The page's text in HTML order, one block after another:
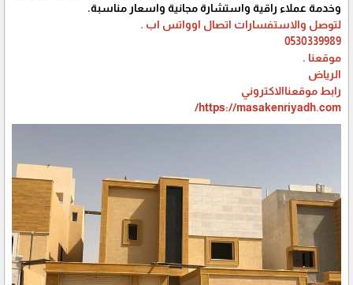
وخدمة عملاء راقية واستشارة مجانية واسعار مناسبة.
لتوصل والاستفسارات اتصال اوواتس اب .
0530339989
موقعنا .
الرياض
رابط موقعناالاكتروني
https://masakenriyadh.com/